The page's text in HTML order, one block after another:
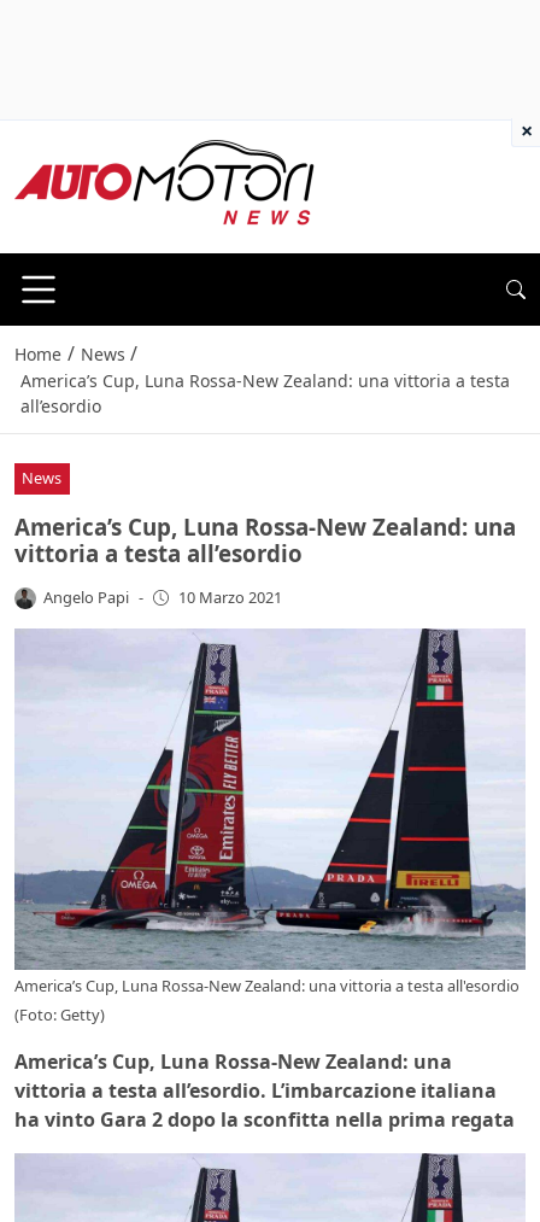
Home / News /
America’s Cup, Luna Rossa-New Zealand: una vittoria a testa
all’esordio
News
America’s Cup, Luna Rossa-New Zealand: una
vittoria a testa all’esordio
Angelo Papi - 10 Marzo 2021
America’s Cup, Luna Rossa-New Zealand: una vittoria a testa all'esordio
(Foto: Getty)
America’s Cup, Luna Rossa-New Zealand: una
vittoria a testa all’esordio. L’imbarcazione italiana
ha vinto Gara 2 dopo la sconfitta nella prima regata
×